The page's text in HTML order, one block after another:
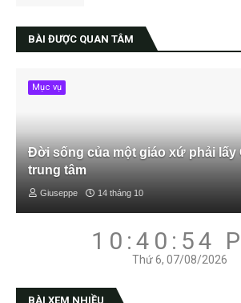
BÀI ĐƯỢC QUAN TÂM
Mục vụ
Đời sống của một giáo xứ phải lấy
trung tâm
Giuseppe 14 tháng 10
10:40:55
Thứ 6, 07/08/2026
BÀI XEM NHIỀU